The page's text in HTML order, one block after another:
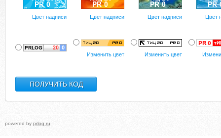
Цвет надписи Цвет надписи Цвет надписи Цвет
Изменить цвет Изменить цвет
powered by prlog.ru